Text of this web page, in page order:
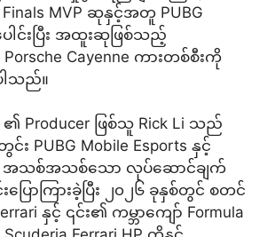
Finals MVP ဆုနှင့်အတူ PUBG
ေါင်းပြီး အထူးဆုဖြစ်သည့်
Cayenne ကားတစ်စီးကို
ါသည်။
၏ Producer ဖြစ်သူ Rick Li သည်
PUBG Mobile Esports နှင့်
စ်အသစ်သော လုပ်ဆောင်ချက်
ပြောကြားခဲ့ပြီး ၂၀၂၆ ခုနှစ်တွင် စတင်
နှင့် ၎င်း၏ ကမ္ဘာကျော် Formula